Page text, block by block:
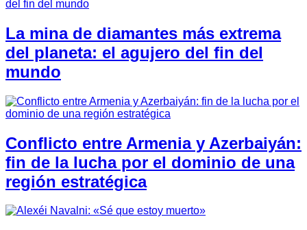
La mina de diamantes más extrema
del planeta: el agujero del fin del
mundo
Conflicto entre Armenia y Azerbaiyán:
fin de la lucha por el dominio de una
región estratégica